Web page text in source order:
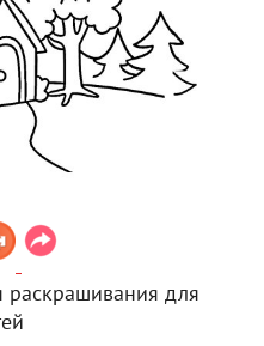
для